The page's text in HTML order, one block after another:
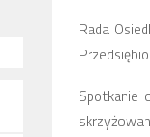
Rada
Spotkanie